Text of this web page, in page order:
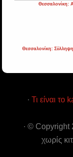
Θεσσαλονίκη:
Θεσσαλονίκη:
· Τι είναι το
· © Copyright
χωρίς